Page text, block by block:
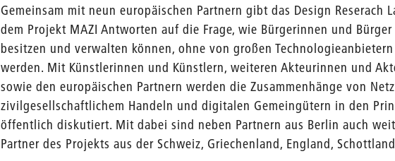
Gemeinsam mit neun europäischen Partnern gibt das Design Reserach
dem Projekt MAZI Antworten auf die Frage, wie Bürgerinnen und
besitzen und verwalten können, ohne von großen
werden. Mit Künstlerinnen und Künstlern, weiteren Akteurinnen und
sowie den europäischen Partnern werden die Zusammenhänge von
zivilgesellschaftlichem Handeln und digitalen Gemeingütern in den
öffentlich diskutiert. Mit dabei sind neben Partnern aus Berlin auch
Partner des Projekts aus der Schweiz, Griechenland, England,